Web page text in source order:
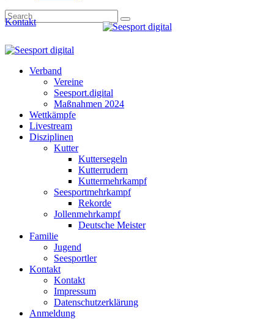
Kontakt
Verband
Vereine
Seesport.digital
Maßnahmen 2024
Wettkämpfe
Livestream
Disziplinen
Kutter
Kuttersegeln
Kutterrudern
Kuttermehrkampf
Seesportmehrkampf
Rekorde
Jollenmehrkampf
Deutsche Meister
Familie
Jugend
Seesportler
Kontakt
Kontakt
Impressum
Datenschutzerklärung
Anmeldung